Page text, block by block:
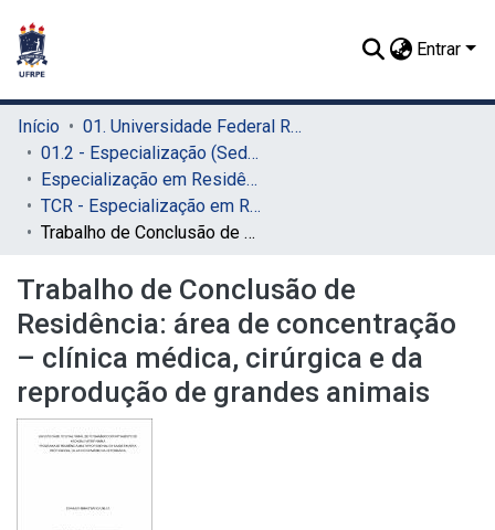
Entrar
Início
01. Universidade Federal Rural de Pernambuco - UFRPE (Sede)
01.2 - Especialização (Sede)
Especialização em Residência Veterinária (Sede)
TCR - Especialização em Residência Veterinária (Sede)
Trabalho de Conclusão de Residência: área de concentração – clínica médica, cirúrgica e da reprodução de grandes animais
Trabalho de Conclusão de
Residência: área de concentração
– clínica médica, cirúrgica e da
reprodução de grandes animais